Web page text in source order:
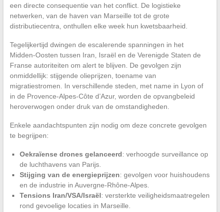
een directe consequentie van het conflict. De logistieke
netwerken, van de haven van Marseille tot de grote
distributiecentra, onthullen elke week hun kwetsbaarheid.
Tegelijkertijd dwingen de escalerende spanningen in het
Midden-Oosten tussen Iran, Israël en de Verenigde Staten de
Franse autoriteiten om alert te blijven. De gevolgen zijn
onmiddellijk: stijgende olieprijzen, toename van
migratiestromen. In verschillende steden, met name in Lyon of
in de Provence-Alpes-Côte d’Azur, worden de opvangbeleid
heroverwogen onder druk van de omstandigheden.
Enkele aandachtspunten zijn nodig om deze concrete gevolgen
te begrijpen:
Oekraïense drones gelanceerd: verhoogde surveillance op
de luchthavens van Parijs.
Stijging van de energieprijzen: gevolgen voor huishoudens
en de industrie in Auvergne-Rhône-Alpes.
Tensions Iran/VSA/Israël: versterkte veiligheidsmaatregelen
rond gevoelige locaties in Marseille.